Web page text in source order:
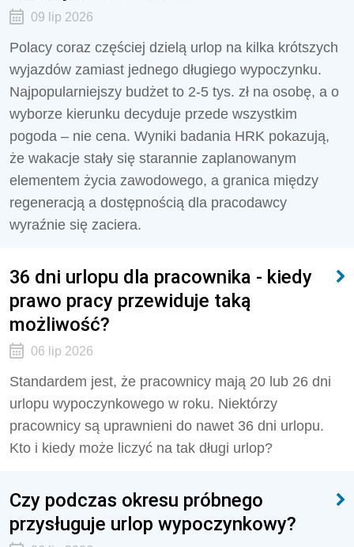
09 lip 2026
Polacy coraz częściej dzielą urlop na kilka krótszych
wyjazdów zamiast jednego długiego wypoczynku.
Najpopularniejszy budżet to 2-5 tys. zł na osobę, a o
wyborze kierunku decyduje przede wszystkim
pogoda – nie cena. Wyniki badania HRK pokazują,
że wakacje stały się starannie zaplanowanym
elementem życia zawodowego, a granica między
regeneracją a dostępnością dla pracodawcy
wyraźnie się zaciera.
36 dni urlopu dla pracownika - kiedy
prawo pracy przewiduje taką
możliwość?
06 lip 2026
Standardem jest, że pracownicy mają 20 lub 26 dni
urlopu wypoczynkowego w roku. Niektórzy
pracownicy są uprawnieni do nawet 36 dni urlopu.
Kto i kiedy może liczyć na tak długi urlop?
Czy podczas okresu próbnego
przysługuje urlop wypoczynkowy?